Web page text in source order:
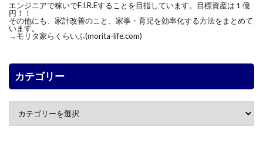
エンジニアで稼いでF.I.R.Eすることを目指しています。目標資産は１億
円！！
その他にも、家計改善のこと、家事・育児を効率化する方法をまとめて
います。
→モリタ家らくらいふ(morita-life.com)
カテゴリー